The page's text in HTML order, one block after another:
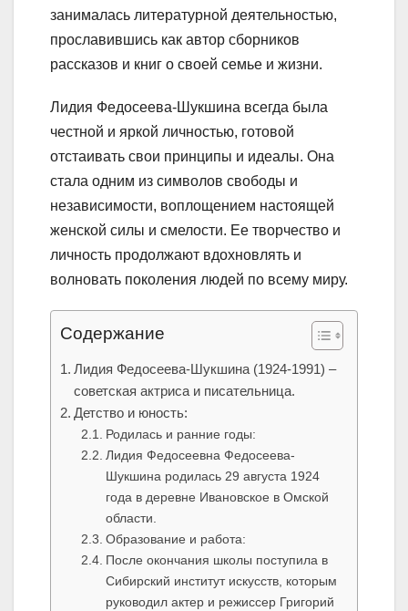
занималась литературной деятельностью,
прославившись как автор сборников
рассказов и книг о своей семье и жизни.
Лидия Федосеева-Шукшина всегда была
честной и яркой личностью, готовой
отстаивать свои принципы и идеалы. Она
стала одним из символов свободы и
независимости, воплощением настоящей
женской силы и смелости. Ее творчество и
личность продолжают вдохновлять и
волновать поколения людей по всему миру.
Содержание
Лидия Федосеева-Шукшина (1924-1991) –
советская актриса и писательница.
Детство и юность:
Родилась и ранние годы:
Лидия Федосеевна Федосеева-
Шукшина родилась 29 августа 1924
года в деревне Ивановское в Омской
области.
Образование и работа:
После окончания школы поступила в
Сибирский институт искусств, которым
руководил актер и режиссер Григорий